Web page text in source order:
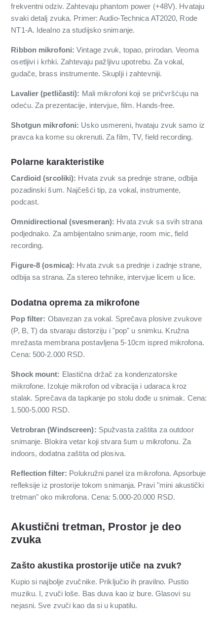
frekventni odziv. Zahtevaju phantom power (+48V). Hvataju
svaki detalj zvuka. Primer: Audio-Technica AT2020, Rode
NT1-A. Idealno za studijsko snimanje.
Ribbon mikrofoni: Vintage zvuk, topao, prirodan. Veoma
osetljivi i krhki. Zahtevaju pažljivu upotrebu. Za vokal,
gudače, brass instrumente. Skuplji i zahtevniji.
Lavalier (petličasti): Mali mikrofoni koji se pričvršćuju na
odeću. Za prezentacije, intervjue, film. Hands-free.
Shotgun mikrofoni: Usko usmereni, hvataju zvuk samo iz
pravca ka kome su okrenuti. Za film, TV, field recording.
Polarne karakteristike
Cardioid (srcoliki): Hvata zvuk sa prednje strane, odbija
pozadinski šum. Najčešći tip, za vokal, instrumente,
podcast.
Omnidirectional (svesmeran): Hvata zvuk sa svih strana
podjednako. Za ambijentaln­o snimanje, room mic, field
recording.
Figure-8 (osmica): Hvata zvuk sa prednje i zadnje strane,
odbija sa strana. Za stereo tehnike, intervjue licem u lice.
Dodatna oprema za mikrofone
Pop filter: Obavezan za vokal. Sprečava plosive zvukove
(P, B, T) da stvaraju distorziju i "pop" u snimku. Kružna
mrežasta membrana postavljena 5-10cm ispred mikrofona.
Cena: 500-2.000 RSD.
Shock mount: Elastična držač za kondenzatorske
mikrofone. Izoluje mikrofon od vibracija i udaraca kroz
stalak. Sprečava da tapkanje po stolu dođe u snimak. Cena:
1.500-5.000 RSD.
Vetrobran (Windscreen): Spužvasta zaštita za outdoor
snimanje. Blokira vetar koji stvara šum u mikrofonu. Za
indoors, dodatna zaštita od plosiva.
Reflection filter: Polukružni panel iza mikrofona. Apsorbuje
refleksije iz prostorije tokom snimanja. Pravi "mini akustički
tretman" oko mikrofona. Cena: 5.000-20.000 RSD.
Akustični tretman, Prostor je deo
zvuka
Zašto akustika prostorije utiče na zvuk?
Kupio si najbolje zvučnike. Priključio ih pravilno. Pustio
muziku. I, zvuči loše. Bas duva kao iz bure. Glasovi su
nejasni. Sve zvuči kao da si u kupatilu.